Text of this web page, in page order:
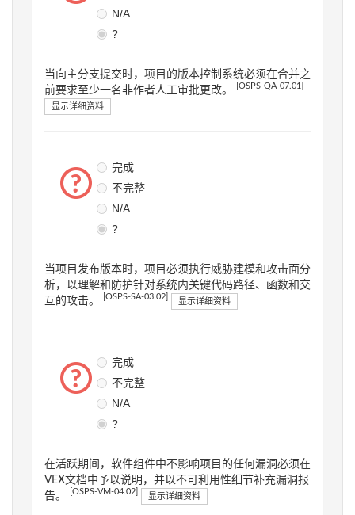
N/A
?
当向主分支提交时，项目的版本控制系统必须在合并之
前要求至少一名非作者人工审批更改。
[OSPS-QA-07.01]
显示详细资料
完成
不完整
N/A
?
当项目发布版本时，项目必须执行威胁建模和攻击面分
析，以理解和防护针对系统内关键代码路径、函数和交
互的攻击。
[OSPS-SA-03.02] 显示详细资料
完成
不完整
N/A
?
在活跃期间，软件组件中不影响项目的任何漏洞必须在
VEX文档中予以说明，并以不可利用性细节补充漏洞报
告。
[OSPS-VM-04.02] 显示详细资料